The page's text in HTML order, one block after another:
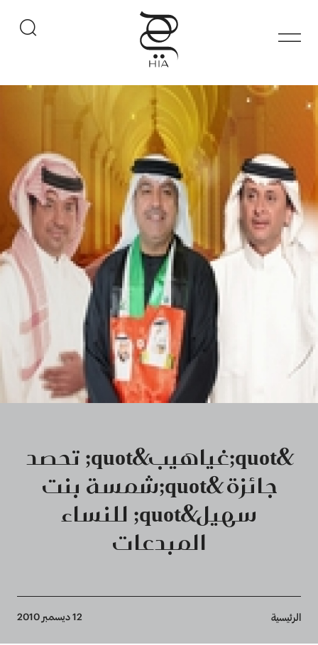
&quot;غياهيب&quot; تحصد
جائزة &quot;شمسة بنت
سهيل&quot; للنساء
المبدعات
Breadcrumb
الرئيسية 12 ديسمبر 2010